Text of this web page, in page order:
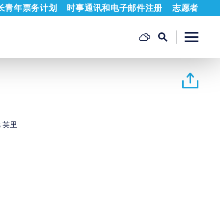
青年票务计划 时事通讯和电子邮件注册 志愿者
英里